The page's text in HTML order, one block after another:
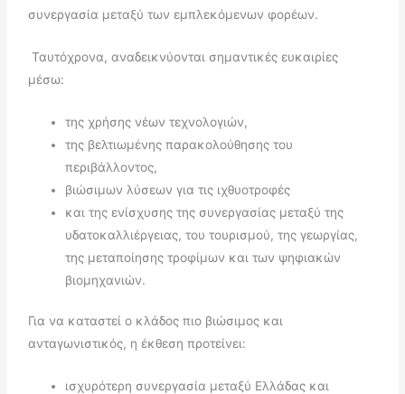
συνεργασία μεταξύ των εμπλεκόμενων φορέων.
Ταυτόχρονα, αναδεικνύονται σημαντικές ευκαιρίες
μέσω:
της χρήσης νέων τεχνολογιών,
της βελτιωμένης παρακολούθησης του
περιβάλλοντος,
βιώσιμων λύσεων για τις ιχθυοτροφές
και της ενίσχυσης της συνεργασίας μεταξύ της
υδατοκαλλιέργειας, του τουρισμού, της γεωργίας,
της μεταποίησης τροφίμων και των ψηφιακών
βιομηχανιών.
Για να καταστεί ο κλάδος πιο βιώσιμος και
ανταγωνιστικός, η έκθεση προτείνει:
ισχυρότερη συνεργασία μεταξύ Ελλάδας και